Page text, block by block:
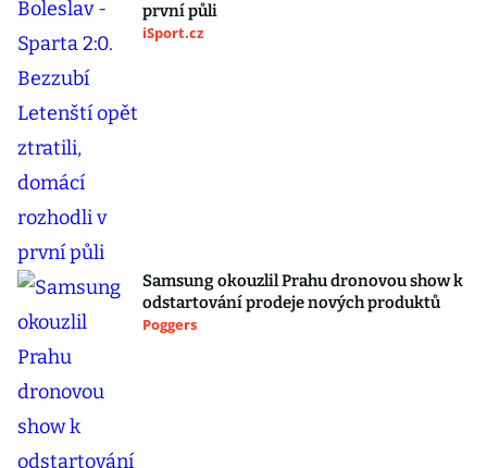
první půli
iSport.cz
Samsung okouzlil Prahu dronovou show k
odstartování prodeje nových produktů
Poggers